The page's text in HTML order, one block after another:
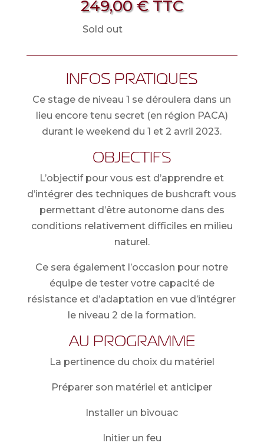
249,00€ TTC
Sold out
INFOS PRATIQUES
Ce stage de niveau 1 se déroulera dans un
lieu encore tenu secret (en région PACA)
durant le weekend du 1 et 2 avril 2023.
OBJECTIFS
L’objectif pour vous est d’apprendre et
d’intégrer des techniques de bushcraft vous
permettant d’être autonome dans des
conditions relativement difficiles en milieu
naturel.
Ce sera également l’occasion pour notre
équipe de tester votre capacité de
résistance et d’adaptation en vue d’intégrer
le niveau 2 de la formation.
AU PROGRAMME
La pertinence du choix du matériel
Préparer son matériel et anticiper
Installer un bivouac
Initier un feu